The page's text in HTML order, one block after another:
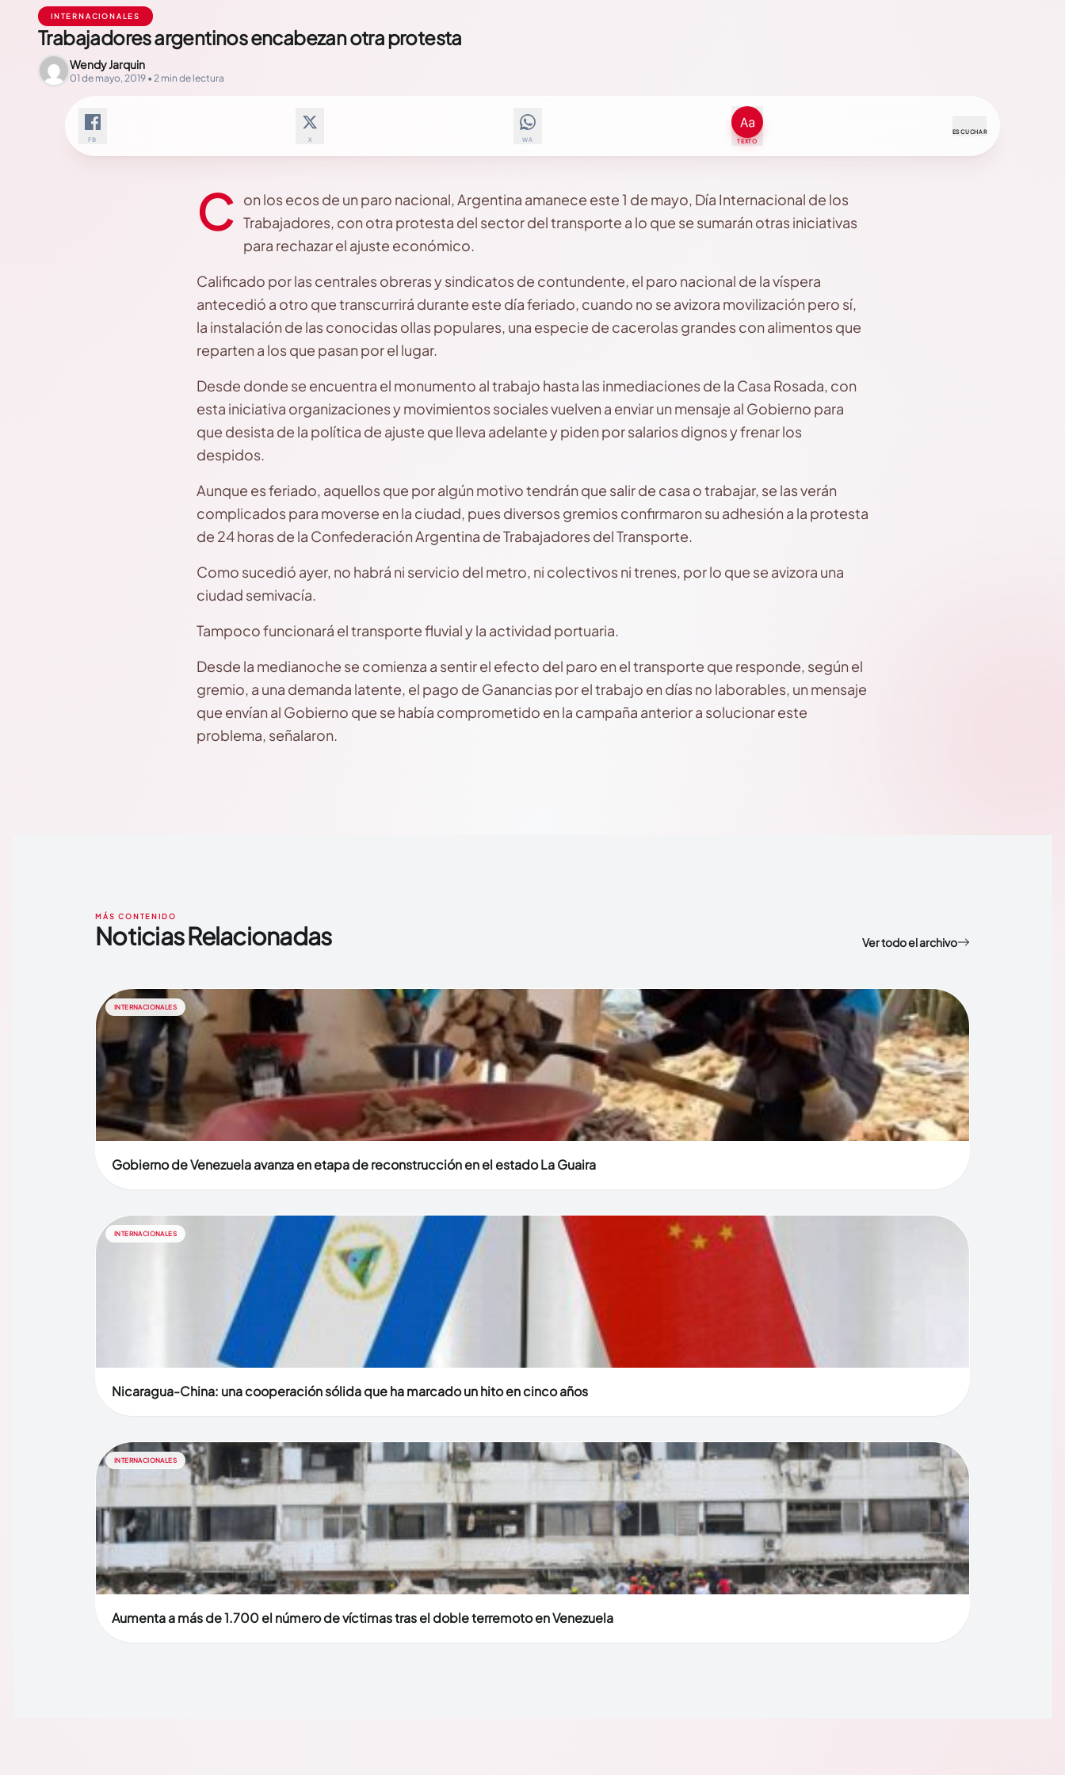
INTERNACIONALES
Trabajadores argentinos encabezan otra protesta
Wendy Jarquin
01 de mayo, 2019 • 2 min de lectura
FB X WA TEXTO
ESCUCHAR
C on los ecos de un paro nacional, Argentina amanece este 1 de mayo, Día Internacional de los
Trabajadores, con otra protesta del sector del transporte a lo que se sumarán otras iniciativas
para rechazar el ajuste económico.
Calificado por las centrales obreras y sindicatos de contundente, el paro nacional de la víspera
antecedió a otro que transcurrirá durante este día feriado, cuando no se avizora movilización pero sí,
la instalación de las conocidas ollas populares, una especie de cacerolas grandes con alimentos que
reparten a los que pasan por el lugar.
Desde donde se encuentra el monumento al trabajo hasta las inmediaciones de la Casa Rosada, con
esta iniciativa organizaciones y movimientos sociales vuelven a enviar un mensaje al Gobierno para
que desista de la política de ajuste que lleva adelante y piden por salarios dignos y frenar los
despidos.
Aunque es feriado, aquellos que por algún motivo tendrán que salir de casa o trabajar, se las verán
complicados para moverse en la ciudad, pues diversos gremios confirmaron su adhesión a la protesta
de 24 horas de la Confederación Argentina de Trabajadores del Transporte.
Como sucedió ayer, no habrá ni servicio del metro, ni colectivos ni trenes, por lo que se avizora una
ciudad semivacía.
Tampoco funcionará el transporte fluvial y la actividad portuaria.
Desde la medianoche se comienza a sentir el efecto del paro en el transporte que responde, según el
gremio, a una demanda latente, el pago de Ganancias por el trabajo en días no laborables, un mensaje
que envían al Gobierno que se había comprometido en la campaña anterior a solucionar este
problema, señalaron.
MÁS CONTENIDO
Noticias Relacionadas Ver todo el archivo
INTERNACIONALES
Gobierno de Venezuela avanza en etapa de reconstrucción en el estado La Guaira
INTERNACIONALES
Nicaragua-China: una cooperación sólida que ha marcado un hito en cinco años
INTERNACIONALES
Aumenta a más de 1.700 el número de víctimas tras el doble terremoto en Venezuela